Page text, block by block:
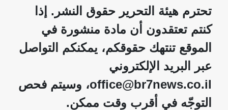
تحترم هيئة التحرير حقوق النشر. إذا
كنتم تعتقدون أن مادة منشورة في
الموقع تنتهك حقوقكم، يمكنكم التواصل
عبر البريد الإلكتروني
office@br7news.co.il، وسيتم فحص
التوجّه في أقرب وقت ممكن.